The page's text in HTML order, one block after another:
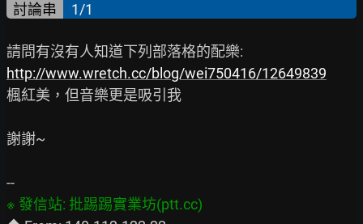
討論串 1/1
http://www.wretch.cc/blog/wei750416/12649839
楓紅美，但音樂更是吸引我
謝謝~